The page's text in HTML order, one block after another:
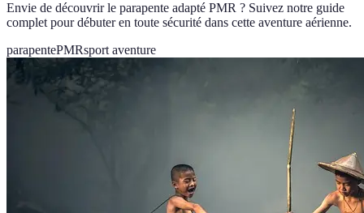
Envie de découvrir le parapente adapté PMR ? Suivez notre guide
complet pour débuter en toute sécurité dans cette aventure aérienne.
parapentePMRsport aventure